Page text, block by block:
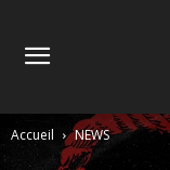
Accueil NEWS